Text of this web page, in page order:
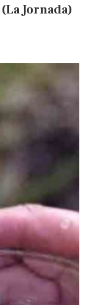
Jornada)